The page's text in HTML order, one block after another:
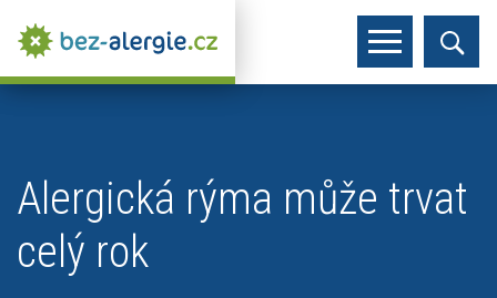
Alergická rýma může trvat
celý rok